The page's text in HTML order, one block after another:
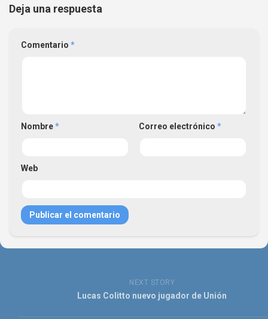
Deja una respuesta
Comentario *
Nombre* Correo electrónico *
Web
NEXT STORY
Lucas Colitto nuevo jugador de Unión